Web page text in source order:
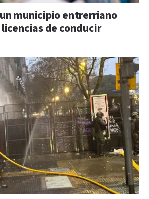
municipio entrerriano
de conducir